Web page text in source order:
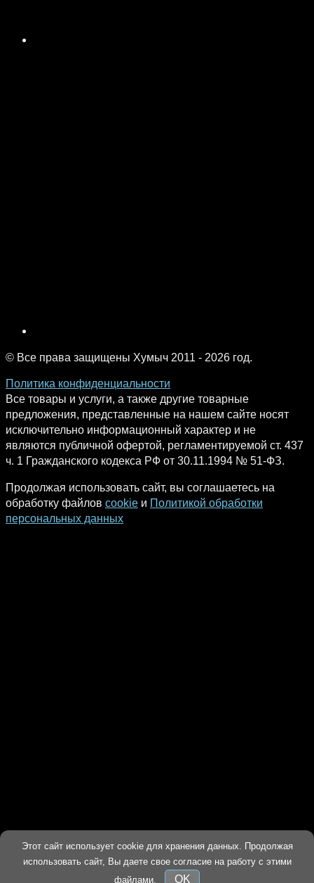
© Все права защищены Хумыч 2011 - 2026 год.
Политика конфиденциальности
Все товары и услуги, а также другие товарные
предложения, представленные на нашем сайте носят
исключительно информационный характер и не
являются публичной офертой, регламентируемой ст. 437
ч. 1 Гражданского кодекса РФ от 30.11.1994 № 51-ФЗ.
Продолжая использовать сайт, вы соглашаетесь на
обработку файлов cookie и Политикой обработки
персональных данных
ХОРОШО
Этот сайт использует cookie для хранения данных. Продолжая
использовать сайт, Вы даете свое согласие на работу с этими
файлами.
OK